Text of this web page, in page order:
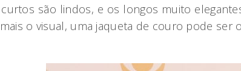
são lindos, e os longos muito
o visual, uma jaqueta de couro pode ser